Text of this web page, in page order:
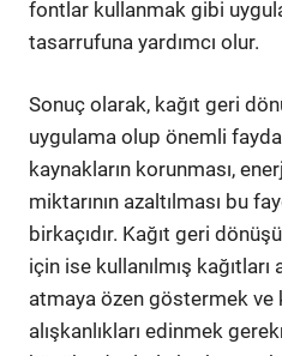
fontlar kullanmak gibi
tasarrufuna yardımcı olur.
Sonuç olarak, kağıt geri
uygulama olup önemli
kaynakların korunması,
miktarının azaltılması bu
birkaçıdır. Kağıt geri
için ise kullanılmış
atmaya özen göstermek
alışkanlıkları edinmek